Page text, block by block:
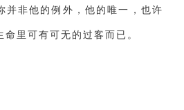
并非他的例外，他的唯一，也许
里可有可无的过客而已。